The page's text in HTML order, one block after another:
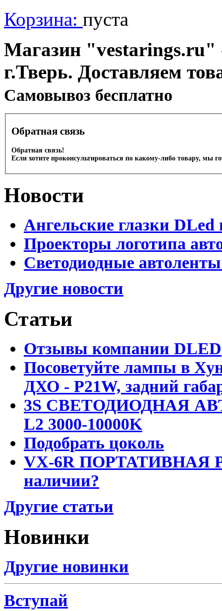
Корзина: пуста
Магазин "vestarings.ru"
г.Тверь. Доставляем
Cамовывоз бесплатно
Обратная связь
Обратная связь!
Если хотите проконсультироваться по какому-либо товару, мы
Новости
Ангельские глазки DLed
Проекторы логотипа
Светодиодные
Другие новости
Статьи
Отзывы компании DLED
Посоветуйте лампы в
ДХО - P21W, задний
3S СВЕТОДИОДНАЯ
L2 3000-10000K
Подобрать цоколь
VX-6R ПОРТАТИВНАЯ
наличии?
Другие статьи
Новинки
Другие новинки
Вступай